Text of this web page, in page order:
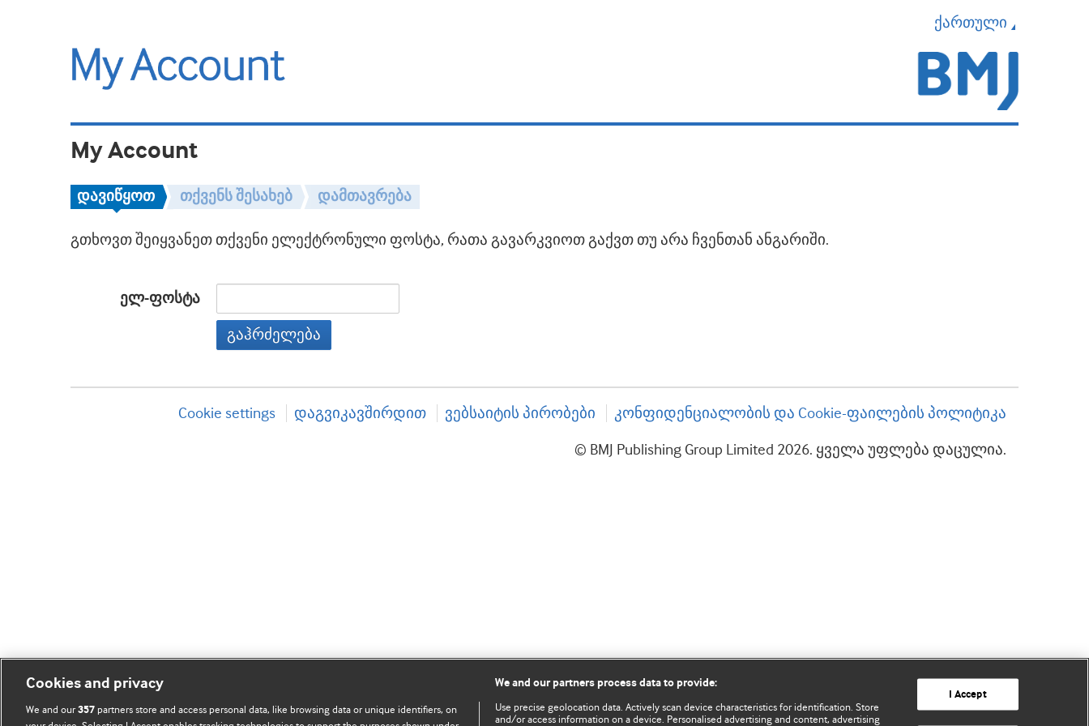
ქართული
My Account
დავიწყოთ თქვენს შესახებ დამთავრება
გთხოვთ შეიყვანეთ თქვენი ელექტრონული ფოსტა, რათა გავარკვიოთ გაქვთ თუ არა ჩვენთან ანგარიში.
ელ-ფოსტა
გაჰრძელება
Cookie settings დაგვიკავშირდით ვებსაიტის პირობები კონფიდენციალობის და Cookie-ფაილების პოლიტიკა
© BMJ Publishing Group Limited 2026. ყველა უფლება დაცულია.
Cookies and privacy
We and our357 partners store and access personal data, like browsing data or unique identifiers, on
We and our partners process data to provide:
Use precise geolocation data. Actively scan device characteristics for identification. Store
and/or access information on a device. Personalised advertising and content, advertising
I Accept